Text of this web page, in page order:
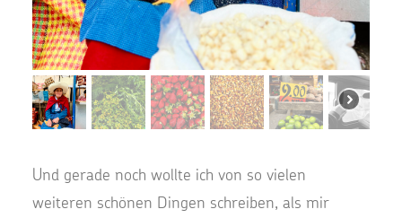
Und gerade noch wollte ich von so vielen
weiteren schönen Dingen schreiben, als mir